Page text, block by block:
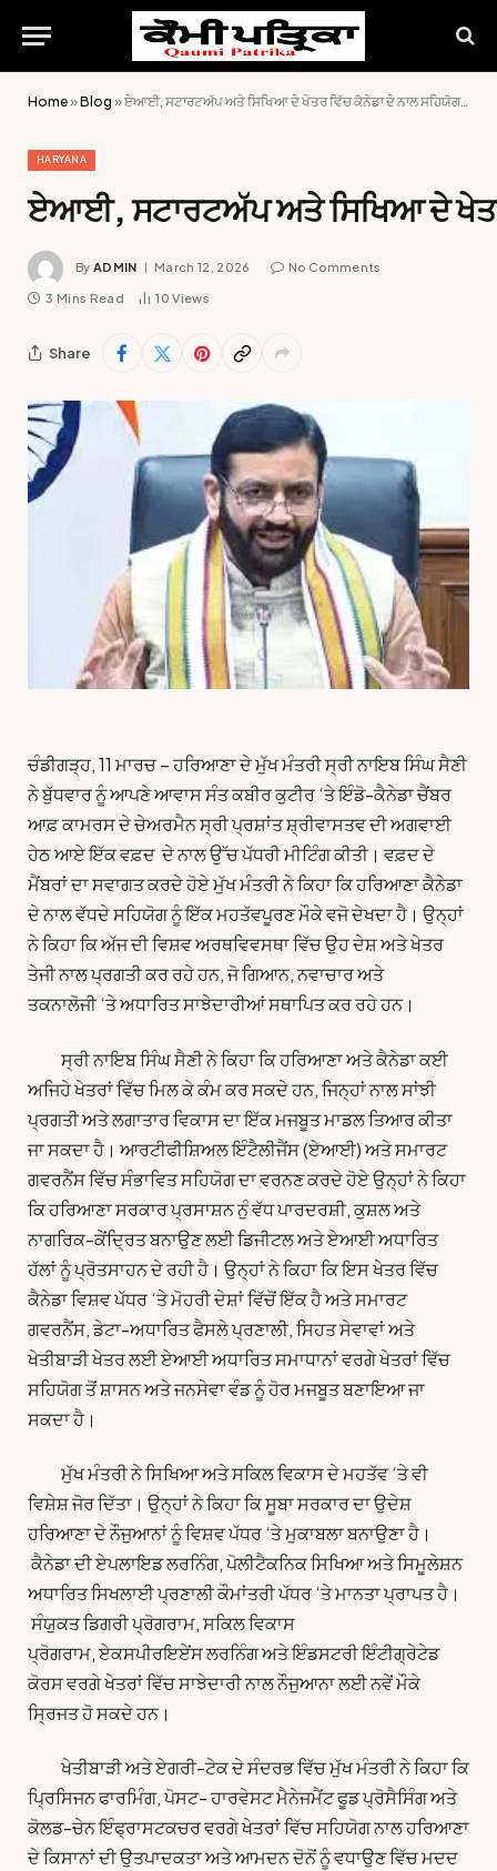
Home»Blog »ਏਆਈ, ਸਟਾਰਟਅੱਪ ਅਤੇ ਸਿਖਿਆ ਦੇ ਖੇਤਰ ਵਿੱਚ ਕੈਨੇਡਾ ਦੇ ਨਾਲ ਸਹਿਯੋਗ ਦੀ ਸੰਭਾਵਨਾਵਾਂ ‘ਤੇ ਕੀਤੀ ਚਰਚਾ
HARYANA
ਏਆਈ, ਸਟਾਰਟਅੱਪ ਅਤੇ ਸਿਖਿਆ ਦੇ ਖੇਤਰ
By ADMIN March 12, 2026 No Comments
3 Mins Read 10Views
Share
ਚੰਡੀਗੜ੍ਹ, 11 ਮਾਰਚ – ਹਰਿਆਣਾ ਦੇ ਮੁੱਖ ਮੰਤਰੀ ਸ੍ਰੀ ਨਾਇਬ ਸਿੰਘ ਸੈਣੀ
ਨੇ ਬੁੱਧਵਾਰ ਨੂੰ ਆਪਣੇ ਆਵਾਸ ਸੰਤ ਕਬੀਰ ਕੁਟੀਰ ‘ਤੇ ਇੰਡੋ-ਕੈਨੇਡਾ ਚੈਂਬਰ
ਆਫ਼ ਕਾਮਰਸ ਦੇ ਚੇਅਰਮੈਨ ਸ੍ਰੀ ਪ੍ਰਸ਼ਾਂਤ ਸ਼੍ਰੀਵਾਸਤਵ ਦੀ ਅਗਵਾਈ
ਹੇਠ ਆਏ ਇੱਕ ਵਫ਼ਦ ਦੇ ਨਾਲ ਉੱਚ ਪੱਧਰੀ ਮੀਟਿੰਗ ਕੀਤੀ। ਵਫ਼ਦ ਦੇ
ਮੈਂਬਰਾਂ ਦਾ ਸਵਾਗਤ ਕਰਦੇ ਹੋਏ ਮੁੱਖ ਮੰਤਰੀ ਨੇ ਕਿਹਾ ਕਿ ਹਰਿਆਣਾ ਕੈਨੇਡਾ
ਦੇ ਨਾਲ ਵੱਧਦੇ ਸਹਿਯੋਗ ਨੂੰ ਇੱਕ ਮਹਤੱਵਪੂਰਣ ਮੌਕੇ ਵਜੋ ਦੇਖਦਾ ਹੈ। ਉਨ੍ਹਾਂ
ਨੇ ਕਿਹਾ ਕਿ ਅੱਜ ਦੀ ਵਿਸ਼ਵ ਅਰਥਵਿਵਸਥਾ ਵਿੱਚ ਉਹ ਦੇਸ਼ ਅਤੇ ਖੇਤਰ
ਤੇਜੀ ਨਾਲ ਪ੍ਰਗਤੀ ਕਰ ਰਹੇ ਹਨ, ਜੋ ਗਿਆਨ, ਨਵਾਚਾਰ ਅਤੇ
ਤਕਨਾਲੋਜੀ ‘ਤੇ ਅਧਾਰਿਤ ਸਾਝੇਦਾਰੀਆਂ ਸਥਾਪਿਤ ਕਰ ਰਹੇ ਹਨ।
ਸ੍ਰੀ ਨਾਇਬ ਸਿੰਘ ਸੈਣੀ ਨੇ ਕਿਹਾ ਕਿ ਹਰਿਆਣਾ ਅਤੇ ਕੈਨੇਡਾ ਕਈ
ਅਜਿਹੇ ਖੇਤਰਾਂ ਵਿੱਚ ਮਿਲ ਕੇ ਕੰਮ ਕਰ ਸਕਦੇ ਹਨ, ਜਿਨ੍ਹਾਂ ਨਾਲ ਸਾਂਝੀ
ਪ੍ਰਗਤੀ ਅਤੇ ਲਗਾਤਾਰ ਵਿਕਾਸ ਦਾ ਇੱਕ ਮਜਬੂਤ ਮਾਡਲ ਤਿਆਰ ਕੀਤਾ
ਜਾ ਸਕਦਾ ਹੈ। ਆਰਟੀਫੀਸ਼ਿਅਲ ਇੰਟੈਲੀਜੈਂਸ (ਏਆਈ) ਅਤੇ ਸਮਾਰਟ
ਗਵਰਨੈਂਸ ਵਿੱਚ ਸੰਭਾਵਿਤ ਸਹਿਯੋਗ ਦਾ ਵਰਨਣ ਕਰਦੇ ਹੋਏ ਉਨ੍ਹਾਂ ਨੇ ਕਿਹਾ
ਕਿ ਹਰਿਆਣਾ ਸਰਕਾਰ ਪ੍ਰਸਾਸ਼ਨ ਨੁੰ ਵੱਧ ਪਾਰਦਰਸ਼ੀ, ਕੁਸ਼ਲ ਅਤੇ
ਨਾਗਰਿਕ-ਕੇਂਦ੍ਰਿਤ ਬਨਾਉਣ ਲਈ ਡਿਜੀਟਲ ਅਤੇ ਏਆਈ ਅਧਾਰਿਤ
ਹੱਲਾਂ ਨੂੰ ਪ੍ਰੋਤਸਾਹਨ ਦੇ ਰਹੀ ਹੈ। ਉਨ੍ਹਾਂ ਨੇ ਕਿਹਾ ਕਿ ਇਸ ਖੇਤਰ ਵਿੱਚ
ਕੈਨੇਡਾ ਵਿਸ਼ਵ ਪੱਧਰ ‘ਤੇ ਮੋਹਰੀ ਦੇਸ਼ਾਂ ਵਿੱਚੋਂ ਇੱਕ ਹੈ ਅਤੇ ਸਮਾਰਟ
ਗਵਰਨੈਂਸ, ਡੇਟਾ-ਅਧਾਰਿਤ ਫੈਸਲੇ ਪ੍ਰਣਾਲੀ, ਸਿਹਤ ਸੇਵਾਵਾਂ ਅਤੇ
ਖੇਤੀਬਾੜੀ ਖੇਤਰ ਲਈ ਏਆਈ ਅਧਾਰਿਤ ਸਮਾਧਾਨਾਂ ਵਰਗੇ ਖੇਤਰਾਂ ਵਿੱਚ
ਸਹਿਯੋਗ ਤੋਂ ਸ਼ਾਸਨ ਅਤੇ ਜਨਸੇਵਾ ਵੰਡ ਨੂੰ ਹੋਰ ਮਜਬੂਤ ਬਣਾਇਆ ਜਾ
ਸਕਦਾ ਹੈ।
ਮੁੱਖ ਮੰਤਰੀ ਨੇ ਸਿਖਿਆ ਅਤੇ ਸਕਿਲ ਵਿਕਾਸ ਦੇ ਮਹਤੱਵ ‘ਤੇ ਵੀ
ਵਿਸ਼ੇਸ਼ ਜੋਰ ਦਿੱਤਾ। ਉਨ੍ਹਾਂ ਨੇ ਕਿਹਾ ਕਿ ਸੂਬਾ ਸਰਕਾਰ ਦਾ ਉਦੇਸ਼
ਹਰਿਆਣਾ ਦੇ ਨੌਜੁਆਨਾਂ ਨੂੰ ਵਿਸ਼ਵ ਪੱਧਰ ‘ਤੇ ਮੁਕਾਬਲਾ ਬਨਾਉਣਾ ਹੈ।
ਕੈਨੇਡਾ ਦੀ ਏਪਲਾਇਡ ਲਰਨਿੰਗ, ਪੋਲੀਟੈਕਨਿਕ ਸਿਖਿਆ ਅਤੇ ਸਿਮੂਲੇਸ਼ਨ
ਅਧਾਰਿਤ ਸਿਖਲਾਈ ਪ੍ਰਣਾਲੀ ਕੌਮਾਂਤਰੀ ਪੱਧਰ ‘ਤੇ ਮਾਨਤਾ ਪ੍ਰਾਪਤ ਹੈ।
ਸੰਯੁਕਤ ਡਿਗਰੀ ਪ੍ਰੋਗਰਾਮ, ਸਕਿਲ ਵਿਕਾਸ
ਪ੍ਰੋਗਰਾਮ, ਏਕਸਪੀਰਇਏਂਸ ਲਰਨਿੰਗ ਅਤੇ ਇੰਡਸਟਰੀ ਇੰਟੀਗ੍ਰੇਟੇਡ
ਕੋਰਸ ਵਰਗੇ ਖੇਤਰਾਂ ਵਿੱਚ ਸਾਝੇਦਾਰੀ ਨਾਲ ਨੌਜੁਆਨਾ ਲਈ ਨਵੇਂ ਮੌਕੇ
ਸ੍ਰਿਜਤ ਹੋ ਸਕਦੇ ਹਨ।
ਖੇਤੀਬਾੜੀ ਅਤੇ ਏਗਰੀ-ਟੇਕ ਦੇ ਸੰਦਰਭ ਵਿੱਚ ਮੁੱਖ ਮੰਤਰੀ ਨੇ ਕਿਹਾ ਕਿ
ਪ੍ਰਿਸਿਜਨ ਫਾਰਮਿੰਗ, ਪੋਸਟ- ਹਾਰਵੇਸਟ ਮੈਨੇਜਮੈਂਟ ਫੂਡ ਪ੍ਰੋਸੈਸਿੰਗ ਅਤੇ
ਕੋਲਡ-ਚੇਨ ਇੰਫ੍ਰਾਸਟਕਚਰ ਵਰਗੇ ਖੇਤਰਾਂ ਵਿੱਚ ਸਹਿਯੋਗ ਨਾਲ ਹਰਿਆਣਾ
ਦੇ ਕਿਸਾਨਾਂ ਦੀ ਉਤਪਾਦਕਤਾ ਅਤੇ ਆਮਦਨ ਦੋਨੋਂ ਨੂੰ ਵਧਾਉਣ ਵਿੱਚ ਮਦਦ